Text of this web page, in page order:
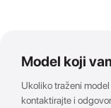
količinaModel koji
Ukoliko traženi
kontaktirajte i